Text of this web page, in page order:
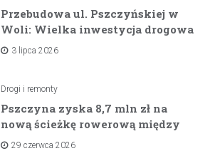
Przebudowa ul. Pszczyńskiej w
Woli: Wielka inwestycja drogowa
na horyzoncie
3 lipca 2026
Drogi i remonty
Pszczyna zyska 8,7 mln zł na
nową ścieżkę rowerową między
zaporami
29 czerwca 2026